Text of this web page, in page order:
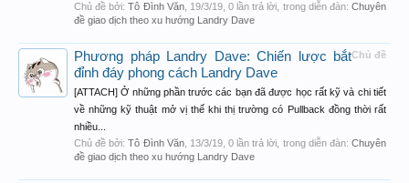
Chủ đề bởi:Tô Đình Văn, 19/3/19, 0 lần trả lời, trong diễn đàn:Chuyên
đề giao dịch theo xu hướng Landry Dave
Chủ đề
Phương pháp Landry Dave: Chiến lược bắt
đỉnh đáy phong cách Landry Dave
[ATTACH] Ở những phần trước các bạn đã được học rất kỹ và chi tiết
về những kỹ thuật mở vị thế khi thị trường có Pullback đồng thời rất
nhiều...
Chủ đề bởi:Tô Đình Văn, 13/3/19, 0 lần trả lời, trong diễn đàn:Chuyên
đề giao dịch theo xu hướng Landry Dave